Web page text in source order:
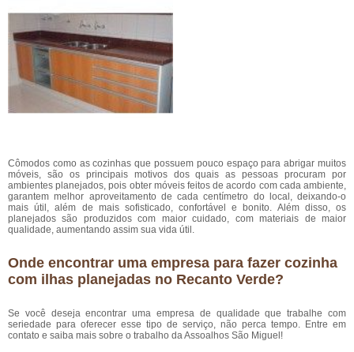
Cômodos como as cozinhas que possuem pouco espaço para abrigar muitos
móveis, são os principais motivos dos quais as pessoas procuram por
ambientes planejados, pois obter móveis feitos de acordo com cada ambiente,
garantem melhor aproveitamento de cada centímetro do local, deixando-o
mais útil, além de mais sofisticado, confortável e bonito. Além disso, os
planejados são produzidos com maior cuidado, com materiais de maior
qualidade, aumentando assim sua vida útil.
Onde encontrar uma empresa para fazer cozinha
com ilhas planejadas no Recanto Verde?
Se você deseja encontrar uma empresa de qualidade que trabalhe com
seriedade para oferecer esse tipo de serviço, não perca tempo. Entre em
contato e saiba mais sobre o trabalho da Assoalhos São Miguel!